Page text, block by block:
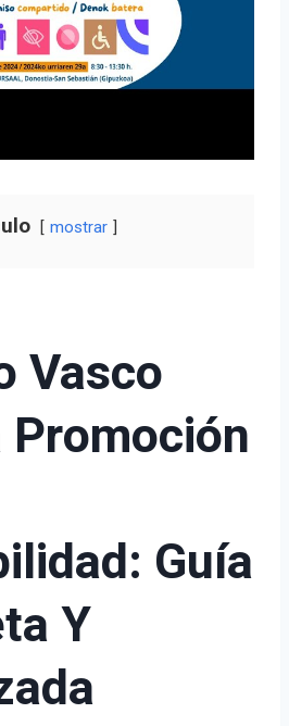
mostrar
Vasco
Promoción
Guía
Y